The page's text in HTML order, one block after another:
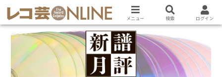
メニュー 検索 ログイン